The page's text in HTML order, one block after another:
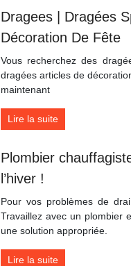
Dragees | Dragées
Décoration De Fête
Vous recherchez des
dragées articles de
maintenant
Lire la suite
Plombier
l’hiver !
Pour vos problèmes de
Travaillez avec un plombier
une solution appropriée.
Lire la suite